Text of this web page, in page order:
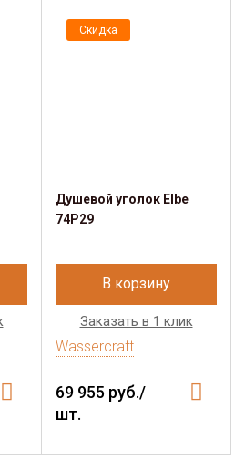
Скидка
Душевой уголок Elbe
74P29
В корзину
Заказать в 1 клик
Wassercraft
69 955 руб./
шт.